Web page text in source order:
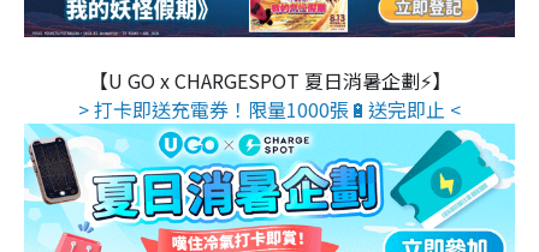
【U GO x CHARGESPOT 夏日消暑企劃⚡】
> 打卡即送充電券！限量1000張🔋送完即止 <